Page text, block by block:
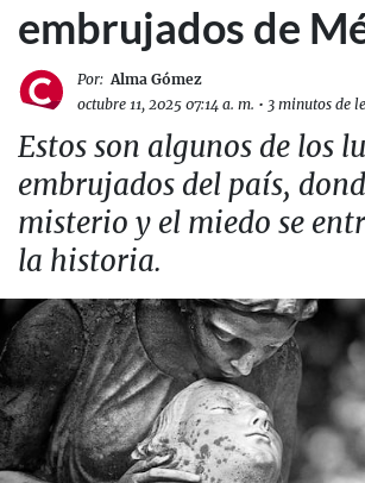
embrujados de
Por: Alma Gómez
octubre 11, 2025 07:14 a. m. • 3 minutos de
Estos son algunos de los
embrujados del país,
misterio y el miedo se
la historia.